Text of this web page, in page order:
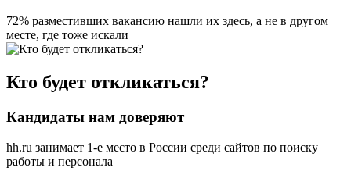
72% разместивших вакансию нашли их здесь, а не в другом
месте, где тоже искали
Кто будет откликаться?
Кандидаты нам доверяют
hh.ru занимает 1-е место в России среди сайтов по поиску
работы и персонала